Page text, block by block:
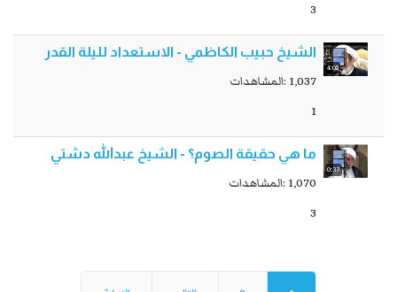
3
4:02
الشيخ حبيب الكاظمي - الاستعداد لليلة القدر
1,037 :المشاهدات
1
0:37
ما هي حقيقة الصوم؟ - الشيخ عبدالله دشتي
1,070 :المشاهدات
3